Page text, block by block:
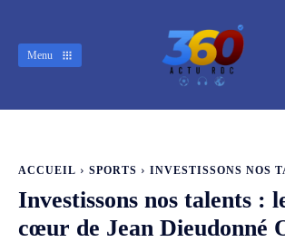
Menu
ACCUEIL SPORTS INVESTISSONS NOS
Investissons nos talents :
cœur de Jean Dieudonné